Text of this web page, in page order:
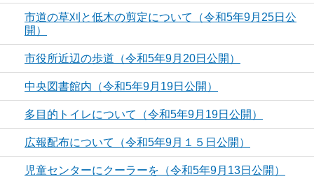
市道の草刈と低木の剪定について（令和5年9月25日公
開）
市役所近辺の歩道（令和5年9月20日公開）
中央図書館内（令和5年9月19日公開）
多目的トイレについて（令和5年9月19日公開）
広報配布について（令和5年9月１５日公開）
児童センターにクーラーを（令和5年9月13日公開）